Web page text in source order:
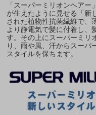
「スーパーミリオンヘア
が生えたように見せる「新
された植物性抗菌繊維で、
より静電気で髪に付着し、
す。その上にスーパーミリ
り、雨や風、汗からスーパ
スタイルを保ちます。